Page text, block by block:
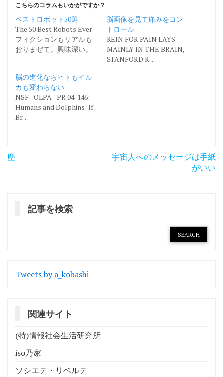
こちらのコラムもいかがですか？
ベストロボット50選
The 50 Best Robots Ever
フィクションもリアルも
おりまぜて。興味深い。
脳画像を見て痛みをコン
トロール
REIN FOR PAIN LAYS
MAINLY IN THE BRAIN,
STANFORD R…
脳の進化ならヒトもイル
カも変わらない
NSF - OLPA - PR 04-146:
Humans and Dolphins: If
Br…
投
ョ
塵
宇宙人へのメッセージは手紙
がいい
記事を検索
Tweets by a_kobashi
関連サイト
(特)情報社会生活研究所
iso乃家
ソシエテ・リベルテ